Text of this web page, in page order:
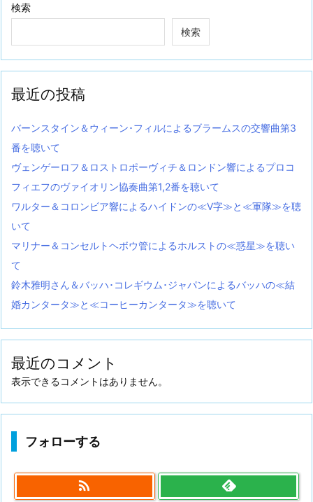
検索
検索
最近の投稿
バーンスタイン＆ウィーン･フィルによるブラームスの交響曲第3
番を聴いて
ヴェンゲーロフ＆ロストロポーヴィチ＆ロンドン響によるプロコ
フィエフのヴァイオリン協奏曲第1,2番を聴いて
ワルター＆コロンビア響によるハイドンの≪V字≫と≪軍隊≫を聴
いて
マリナー＆コンセルトヘボウ管によるホルストの≪惑星≫を聴い
て
鈴木雅明さん＆バッハ･コレギウム･ジャパンによるバッハの≪結
婚カンタータ≫と≪コーヒーカンタータ≫を聴いて
最近のコメント
表示できるコメントはありません。
フォローする
